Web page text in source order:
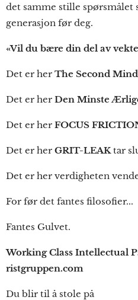
det samme stille spørsmålet
generasjon før deg.
«Vil du bære din del av
Det er her The Second Mind
Det er her Den Minste
Det er her FOCUS
Det er her GRIT-LEAK tar
Det er her verdigheten
For før det fantes filosofier...
Fantes Gulvet.
Working Class Intellectual
ristgruppen.com
Du blir til å stole på